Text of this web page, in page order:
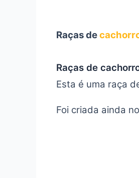
Raças de
Raças de
Esta é uma raça
Foi criada ainda